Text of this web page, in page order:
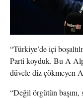
“Türkiye’de içi
Parti koyduk. Bu A
düvele diz çökmeyen
“Değil örgütün